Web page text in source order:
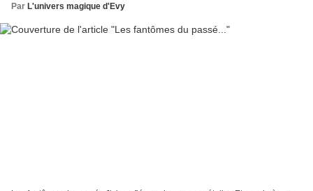
Par L'univers magique d'Evy